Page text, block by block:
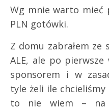
Wg mnie warto mieć
PLN gotówki.
Z domu zabrałem ze
ALE, ale po pierwsze
sponsorem i w
tyle żeli ile chcieliśmy
to nie wiem – na